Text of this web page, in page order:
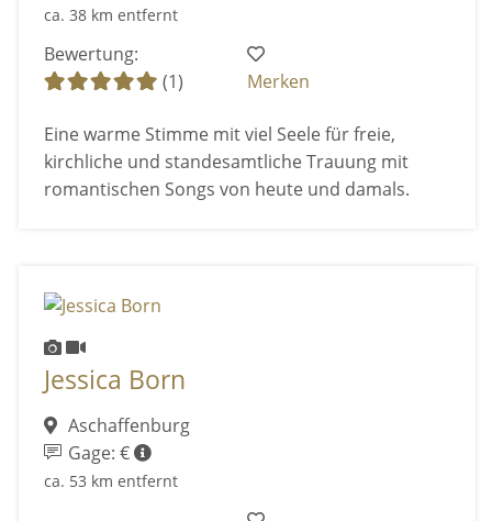
ca. 38 km entfernt
Bewertung:
(1)
Merken
Eine warme Stimme mit viel Seele für freie,
kirchliche und standesamtliche Trauung mit
romantischen Songs von heute und damals.
Jessica Born
Aschaffenburg
Gage: €
ca. 53 km entfernt